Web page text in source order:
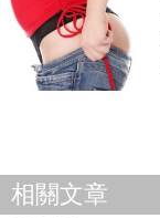
相關文章